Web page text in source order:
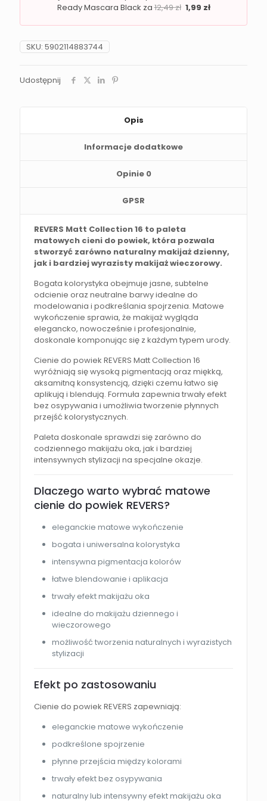
Ready Mascara Black za12,49zł 1,99 zł
SKU: 5902114883744
Udostępnij
Opis
Informacje dodatkowe
Opinie 0
GPSR
REVERS Matt Collection 16 to paleta
matowych cieni do powiek, która pozwala
stworzyć zarówno naturalny makijaż dzienny,
jak i bardziej wyrazisty makijaż wieczorowy.
Bogata kolorystyka obejmuje jasne, subtelne
odcienie oraz neutralne barwy idealne do
modelowania i podkreślania spojrzenia. Matowe
wykończenie sprawia, że makijaż wygląda
elegancko, nowocześnie i profesjonalnie,
doskonale komponując się z każdym typem urody.
Cienie do powiek REVERS Matt Collection 16
wyróżniają się wysoką pigmentacją oraz miękką,
aksamitną konsystencją, dzięki czemu łatwo się
aplikują i blendują. Formuła zapewnia trwały efekt
bez osypywania i umożliwia tworzenie płynnych
przejść kolorystycznych.
Paleta doskonale sprawdzi się zarówno do
codziennego makijażu oka, jak i bardziej
intensywnych stylizacji na specjalne okazje.
Dlaczego warto wybrać matowe
cienie do powiek REVERS?
eleganckie matowe wykończenie
bogata i uniwersalna kolorystyka
intensywna pigmentacja kolorów
łatwe blendowanie i aplikacja
trwały efekt makijażu oka
idealne do makijażu dziennego i
wieczorowego
możliwość tworzenia naturalnych i wyrazistych
stylizacji
Efekt po zastosowaniu
Cienie do powiek REVERS zapewniają:
eleganckie matowe wykończenie
podkreślone spojrzenie
płynne przejścia między kolorami
trwały efekt bez osypywania
naturalny lub intensywny efekt makijażu oka